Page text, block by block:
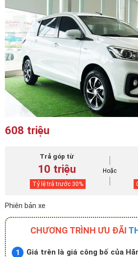
608 triệu
Trả góp từ
10 triệu
Tỷ lệ trả trước 30%
Hoặc
Phiên bản xe
CHƯƠNG TRÌNH ƯU ĐÃI
Giá trên là giá công bố của